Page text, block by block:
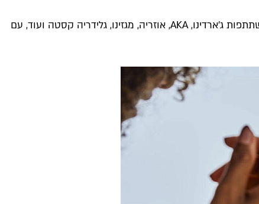
ג'ין הסופר-פרימיום האיטלקי MALFY מגיע מחופי אמאלפי לתל אביב ומזמין אתכם לחגיגה בת עשרה ימים בפרויקט קולינרי ייחודי בהשתתפות ג'ארדינו, AKA, אוזריה, מגזינו, גלידריה קסטה ועוד, עם